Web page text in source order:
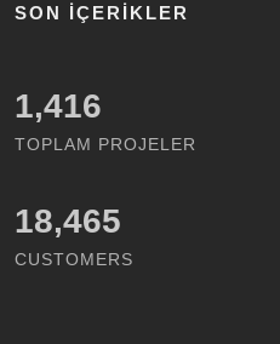
SON İÇERIKLER
1,582
TOPLAM PROJELER
18,465
CUSTOMERS